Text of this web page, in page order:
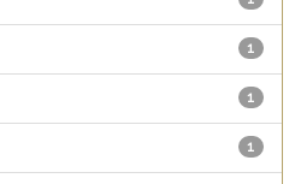
1
1
1